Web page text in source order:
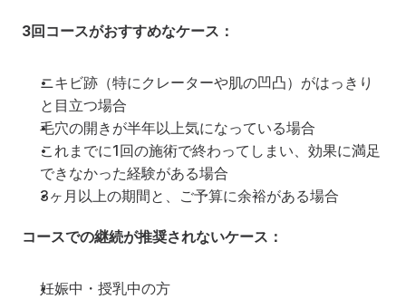
3回コースがおすすめなケース：
ニキビ跡（特にクレーターや肌の凹凸）がはっきり
と目立つ場合
毛穴の開きが半年以上気になっている場合
これまでに1回の施術で終わってしまい、効果に満足
できなかった経験がある場合
3ヶ月以上の期間と、ご予算に余裕がある場合
コースでの継続が推奨されないケース：
妊娠中・授乳中の方